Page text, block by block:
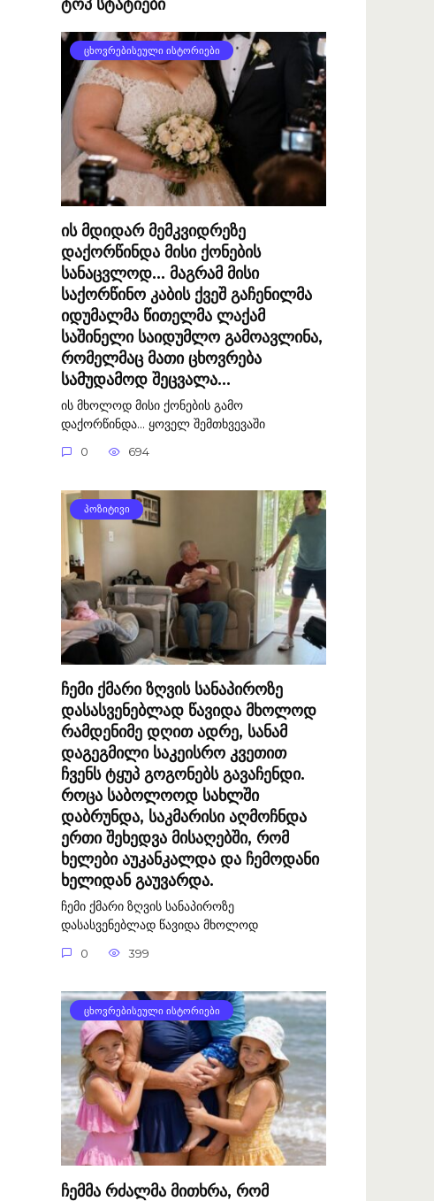
ტოპ სტატიები
ᲪᲮᲝᲕᲠᲔᲑᲘᲡᲔᲣᲚᲘ ᲘᲡᲢᲝᲠᲘᲔᲑᲘ
ის მდიდარ მემკვიდრეზე
დაქორწინდა მისი ქონების
სანაცვლოდ… მაგრამ მისი
საქორწინო კაბის ქვეშ გაჩენილმა
იდუმალმა წითელმა ლაქამ
საშინელი საიდუმლო გამოავლინა,
რომელმაც მათი ცხოვრება
სამუდამოდ შეცვალა…
ის მხოლოდ მისი ქონების გამო
დაქორწინდა… ყოველ შემთხვევაში
0 694
ᲞᲝᲖᲘᲢᲘᲕᲘ
ჩემი ქმარი ზღვის სანაპიროზე
დასასვენებლად წავიდა მხოლოდ
რამდენიმე დღით ადრე, სანამ
დაგეგმილი საკეისრო კვეთით
ჩვენს ტყუპ გოგონებს გავაჩენდი.
როცა საბოლოოდ სახლში
დაბრუნდა, საკმარისი აღმოჩნდა
ერთი შეხედვა მისაღებში, რომ
ხელები აუკანკალდა და ჩემოდანი
ხელიდან გაუვარდა.
ჩემი ქმარი ზღვის სანაპიროზე
დასასვენებლად წავიდა მხოლოდ
0 399
ᲪᲮᲝᲕᲠᲔᲑᲘᲡᲔᲣᲚᲘ ᲘᲡᲢᲝᲠᲘᲔᲑᲘ
ჩემმა რძალმა მითხრა, რომ